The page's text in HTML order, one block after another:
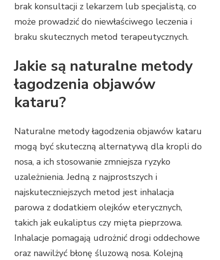
brak konsultacji z lekarzem lub specjalistą, co
może prowadzić do niewłaściwego leczenia i
braku skutecznych metod terapeutycznych.
Jakie są naturalne metody
łagodzenia objawów
kataru?
Naturalne metody łagodzenia objawów kataru
mogą być skuteczną alternatywą dla kropli do
nosa, a ich stosowanie zmniejsza ryzyko
uzależnienia. Jedną z najprostszych i
najskuteczniejszych metod jest inhalacja
parowa z dodatkiem olejków eterycznych,
takich jak eukaliptus czy mięta pieprzowa.
Inhalacje pomagają udrożnić drogi oddechowe
oraz nawilżyć błonę śluzową nosa. Kolejną